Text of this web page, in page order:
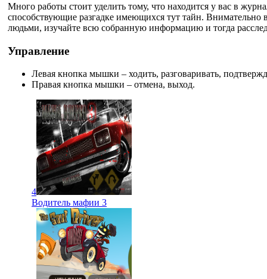
Много работы стоит уделить тому, что находится у вас в
способствующие разгадке имеющихся тут тайн.
людьми, изучайте всю собранную информацию и тогда
Управление
Левая кнопка мышки – ходить, разговаривать,
Правая кнопка мышки – отмена, выход.
4
Водитель мафии 3